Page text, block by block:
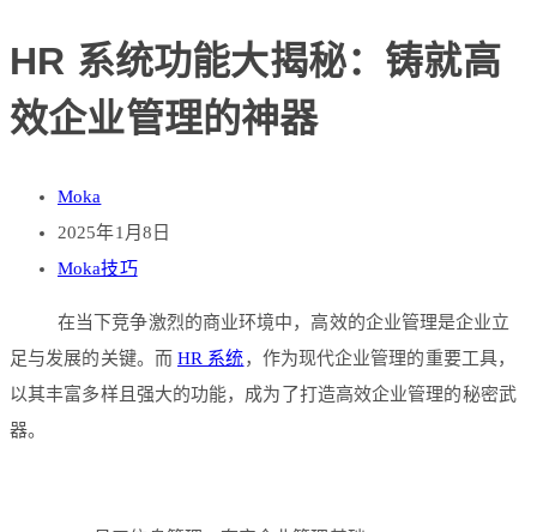
HR 系统功能大揭秘：铸就高
效企业管理的神器
Moka
2025年1月8日
Moka技巧
在当下竞争激烈的商业环境中，高效的企业管理是企业立
足与发展的关键。而 HR 系统，作为现代企业管理的重要工具，
以其丰富多样且强大的功能，成为了打造高效企业管理的秘密武
器。